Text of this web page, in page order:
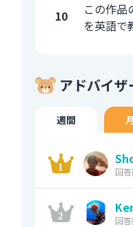
10
この作品
を英語で
アドバイ
週間
回
回